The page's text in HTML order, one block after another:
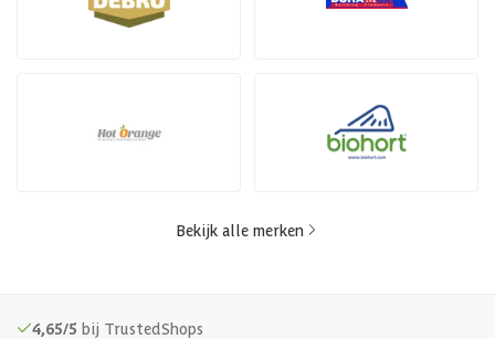
Bekijk alle merken
4,65/5 bij TrustedShops